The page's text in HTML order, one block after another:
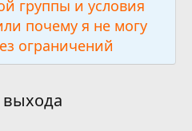
группы и условия
почему я не могу
ограничений
выхода